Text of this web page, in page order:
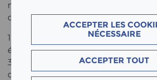
ACCEPTER LES
NÉCESSAIRE
ACCEPTER TOUT
nou­vel­les so­lu­ti­ons et fait du
d'in­no­va­ti­on in­spi­rant à l'échelle 1:1.
100 pos­tes de tra­vail ul­tra­mo­der­nes
écologiques et tech­no­lo­gies de
3'
, off­ri­ront à l'ave­nir un es­pace
d'échange - une plaque tour­nan­te où